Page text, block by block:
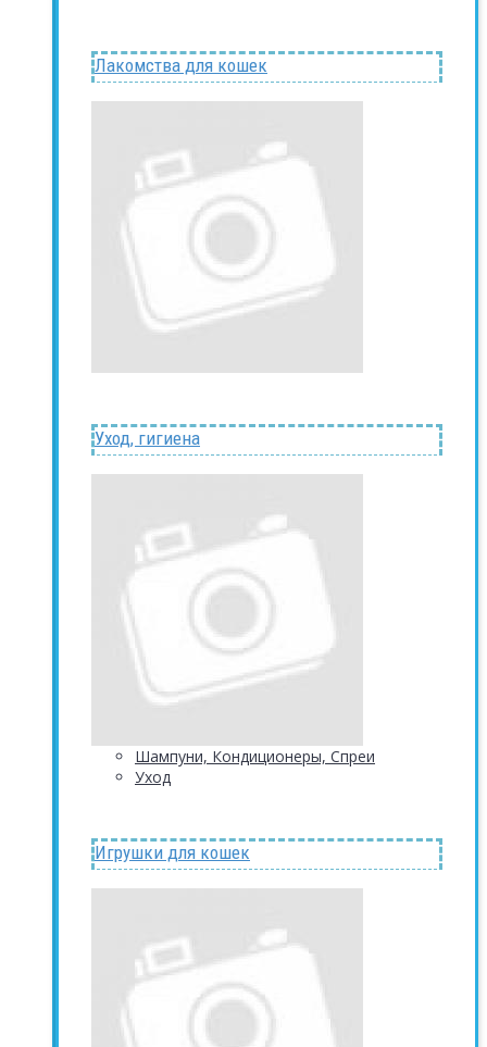
Лакомства для кошек
Уход, гигиена
Шампуни, Кондиционеры, Спреи
Уход
Игрушки для кошек